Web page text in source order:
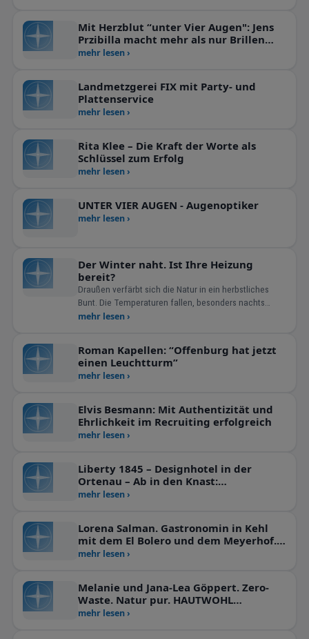
Mit Herzblut “unter Vier Augen": Jens
Przibilla macht mehr als nur Brillen
verkaufen!
mehr lesen ›
Landmetzgerei FIX mit Party- und
Plattenservice
mehr lesen ›
Rita Klee – Die Kraft der Worte als
Schlüssel zum Erfolg
mehr lesen ›
UNTER VIER AUGEN - Augenoptiker
mehr lesen ›
Der Winter naht. Ist Ihre Heizung
bereit?
Draußen verfärbt sich die Natur in ein herbstliches
Bunt. Die Temperaturen fallen, besonders nachts
bereits in kühle Bereiche. Wer es dennoch kuschelig in
mehr lesen ›
Roman Kapellen: “Offenburg hat jetzt
einen Leuchtturm”
mehr lesen ›
Elvis Besmann: Mit Authentizität und
Ehrlichkeit im Recruiting erfolgreich
mehr lesen ›
Liberty 1845 – Designhotel in der
Ortenau – Ab in den Knast:
Ausflugstipp der Extraklasse!
mehr lesen ›
Lorena Salman. Gastronomin in Kehl
mit dem El Bolero und dem Meyerhof.
Eine Liebesgeschichte?
mehr lesen ›
Melanie und Jana-Lea Göppert. Zero-
Waste. Natur pur. HAUTWOHL
garantiert.
mehr lesen ›